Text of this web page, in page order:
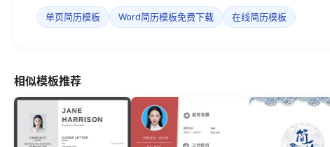
单页简历模板 Word简历模板免费下载 在线简历模板
相似模板推荐